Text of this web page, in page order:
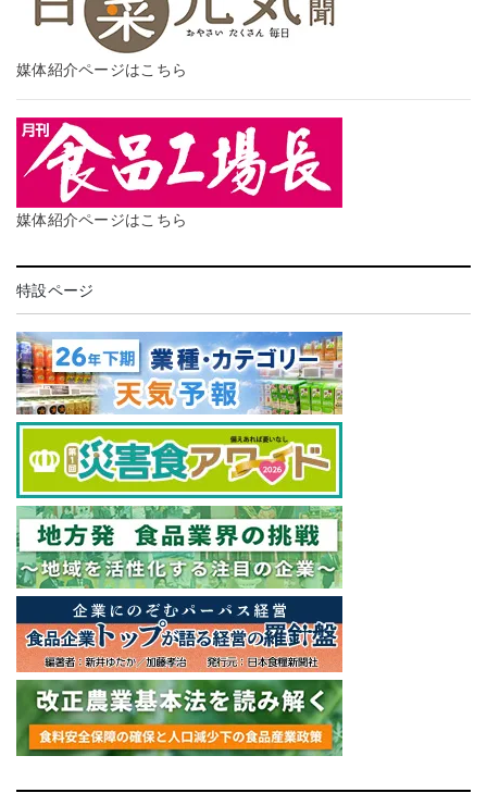
媒体紹介ページはこちら
媒体紹介ページはこちら
特設ページ